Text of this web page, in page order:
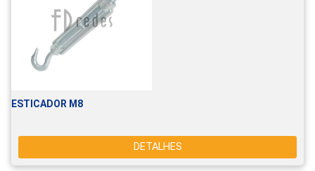
ESTICADOR M8
DETALHES